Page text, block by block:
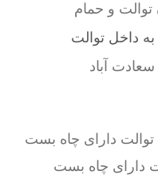
توالت و حمام
به داخل توالت
آباد
توالت دارای چاه بست
دارای چاه بست